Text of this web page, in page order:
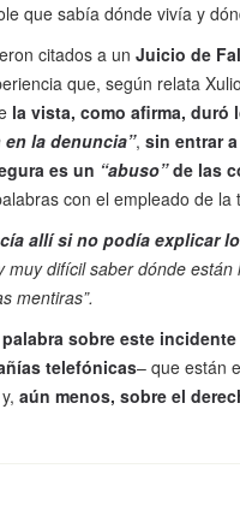
que sabía dónde vivía y
citados a un Juicio de
que, según relata
la vista, como afirma, duró
la denuncia”, sin entrar
es un “abuso”de las
con el empleado de la
allí si no podía explicar
muy difícil saber dónde
mentiras”.
sobre este
telefónicas– que están
aún menos, sobre el